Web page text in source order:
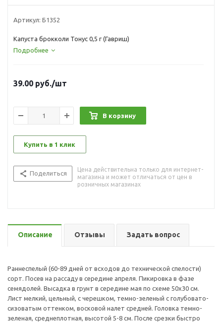
Артикул: Б1352
Капуста брокколи Тонус 0,5 г (Гавриш)
Подробнее
39.00 руб./шт
В корзину
Купить в 1 клик
Поделиться
Цена действительна только для интернет-
магазина и может отличаться от цен в
розничных магазинах
Описание Отзывы Задать вопрос
Раннеспелый (60-89 дней от всходов до технической спелости)
сорт. Посев на рассаду в середине апреля. Пикировка в фазе
семядолей. Высадка в грунт в середине мая по схеме 50х30 см.
Лист мелкий, цельный, с черешком, темно-зеленый с голубовато-
сизоватым оттенком, восковой налет средней. Головка темно-
зеленая, среднеплотная, высотой 5-8 см. После срезки быстро